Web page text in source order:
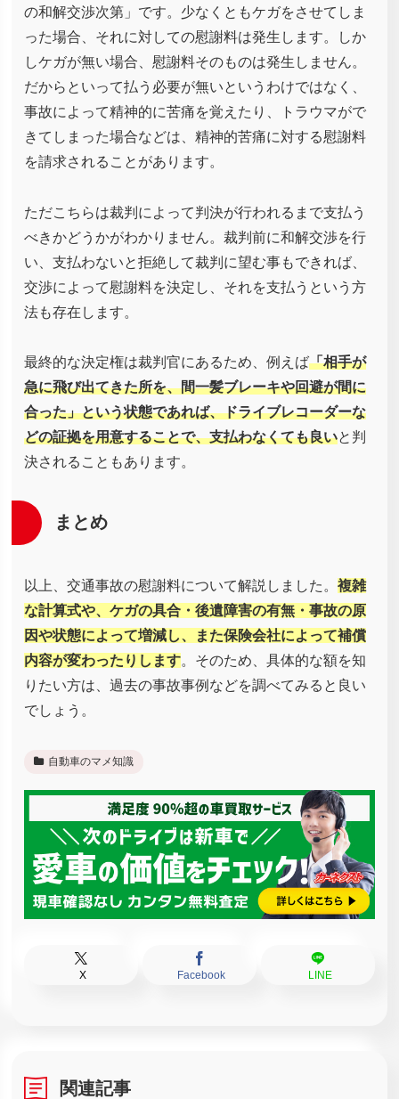
の和解交渉次第」です。少なくともケガをさせてしま
った場合、それに対しての慰謝料は発生します。しか
しケガが無い場合、慰謝料そのものは発生しません。
だからといって払う必要が無いというわけではなく、
事故によって精神的に苦痛を覚えたり、トラウマがで
きてしまった場合などは、精神的苦痛に対する慰謝料
を請求されることがあります。
ただこちらは裁判によって判決が行われるまで支払う
べきかどうかがわかりません。裁判前に和解交渉を行
い、支払わないと拒絶して裁判に望む事もできれば、
交渉によって慰謝料を決定し、それを支払うという方
法も存在します。
最終的な決定権は裁判官にあるため、例えば「相手が
急に飛び出てきた所を、間一髪ブレーキや回避が間に
合った」という状態であれば、ドライブレコーダーな
どの証拠を用意することで、支払わなくても良いと判
決されることもあります。
まとめ
以上、交通事故の慰謝料について解説しました。 複雑
な計算式や、ケガの具合・後遺障害の有無・事故の原
因や状態によって増減し、また保険会社によって補償
内容が変わったりします。そのため、具体的な額を知
りたい方は、過去の事故事例などを調べてみると良い
でしょう。
自動車のマメ知識
X Facebook LINE
関連記事